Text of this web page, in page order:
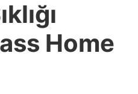
Home